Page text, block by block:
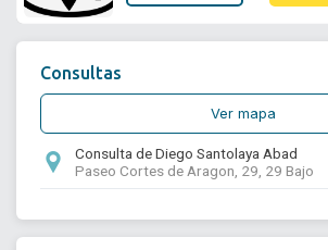
Consultas
Ver mapa
Consulta de Diego Santolaya Abad
Paseo Cortes de Aragon, 29, 29 Bajo